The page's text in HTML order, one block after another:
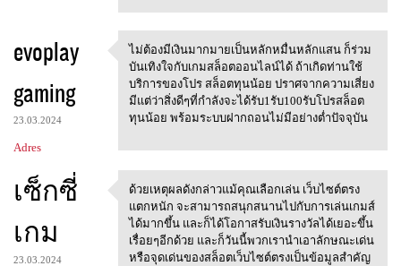
evoplay
gaming
23.03.2024
Adres
ไม่ต้องมีเงินมากมายเป็นหลักหม
ไม่ต้องมีเงินมากมายเป็นหลักหมื่นหลักแสน ก็ร่วม
บันเทิงใจกับเกมสล็อตออนไลน์ได้ ถ้าเกิดท่านใช้
บริการของโปร สล็อตทุนน้อย ปราศจากความเสี่ยง
มีแต่ว่าสิ่งดีๆที่กำลังจะได้รับ1รับ100รับโปรสล็อต
ทุนน้อย พร้อมระบบฝากถอนไม่มีอย่างต่ำปัจจุบัน
เซ็กซี่
เกม
23.03.2024
ด้วยเหตุผลดังกล่าวแม้คุณเลือก
ด้วยเหตุผลดังกล่าวแม้คุณเลือกเล่น เว็บไซต์ตรง
แตกหนัก จะสามารถสนุกสนานไปกับการเล่นเกมส์
ได้มากขึ้น และก็ได้โอกาสรับเงินรางวัลได้เยอะขึ้น
เรื่อยๆอีกด้วย และก็วันนี้พวกเรานำเอาลักษณะเด่น
หรือจุดเด่นของสล็อตเว็บไซต์ตรงเป็นข้อมูลสำคัญ